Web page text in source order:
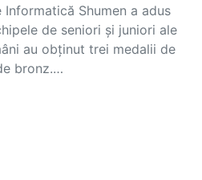
Shumen a adus
de seniori și juniori ale
au obținut trei medalii de
bronz.…